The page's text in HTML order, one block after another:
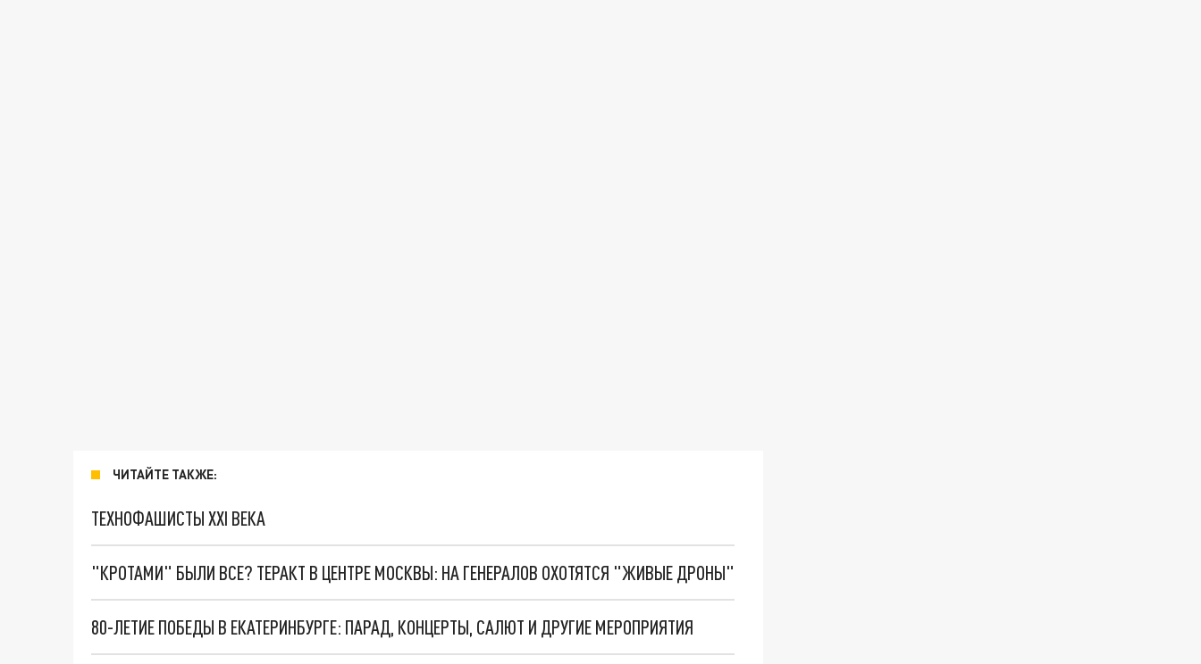
ЧИТАЙТЕ ТАКЖЕ:
ТЕХНОФАШИСТЫ XXI ВЕКА
"КРОТАМИ" БЫЛИ ВСЕ? ТЕРАКТ В ЦЕНТРЕ МОСКВЫ: НА ГЕНЕРАЛОВ ОХОТЯТСЯ "ЖИВЫЕ ДРОНЫ"
80-ЛЕТИЕ ПОБЕДЫ В ЕКАТЕРИНБУРГЕ: ПАРАД, КОНЦЕРТЫ, САЛЮТ И ДРУГИЕ МЕРОПРИЯТИЯ